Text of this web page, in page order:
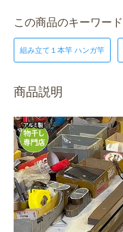
この商品のキーワード
組み立て１本竿 ハンガ竿
商品説明